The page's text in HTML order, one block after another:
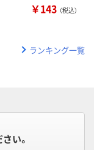
￥143 （税込）
ランキング一覧
い。